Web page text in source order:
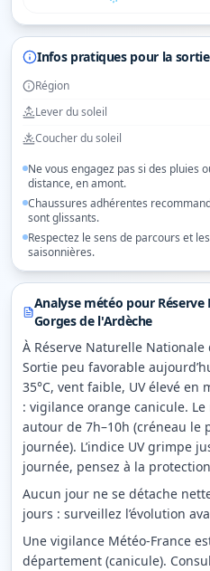
Infos pratiques pour la sortie
Région
Lever du soleil
Coucher du soleil
Ne vous engagez pas si des pluies
distance, en amont.
Chaussures adhérentes
sont glissants.
Respectez le sens de parcours et
saisonnières.
Analyse météo pour
Gorges de l'Ardèche
À Réserve Naturelle Nationale
Sortie peu favorable
35°C, vent faible, UV élevé
: vigilance orange canicule.
autour de 7h–10h (créneau le
journée). L’indice UV grimpe
journée, pensez à la
Aucun jour ne se détache
jours : surveillez l’évolution
Une vigilance Météo-France
département (canicule).